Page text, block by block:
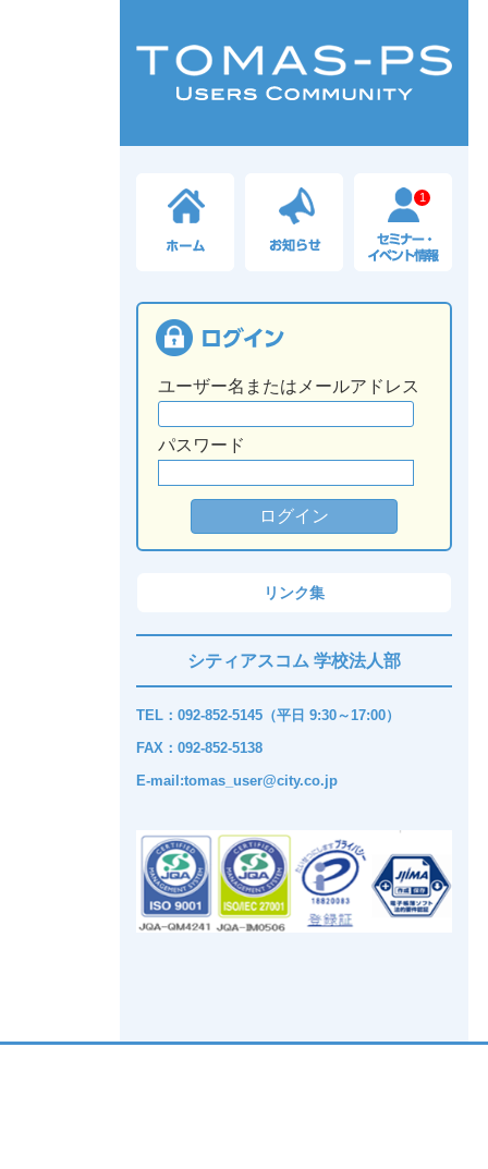
1
ユーザー名またはメールアドレス
パスワード
リンク集
シティアスコム 学校法人部
TEL：092-852-5145（平日 9:30～17:00）
FAX：092-852-5138
E-mail:tomas_user@city.co.jp